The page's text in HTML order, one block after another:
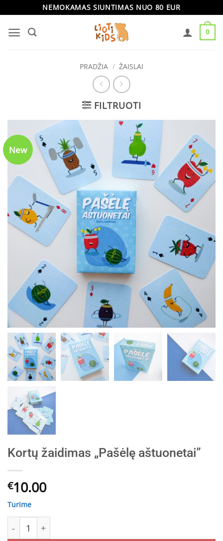
content
NEMOKAMAS SIUNTIMAS NUO 80 EUR
0
PRADŽIA / ŽAISLAI
FILTRUOTI
New
Kortų žaidimas „Pašėlę aštuonetai”
€10.00
Turime
produkto kiekis: Kortų žaidimas "Pašėlę aštuonetai"